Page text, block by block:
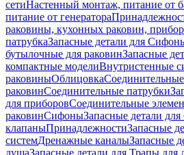
сетиНастенный монтаж, питание от
питание от генератора
раковины, кухонных раковин,
патрубкаЗапасные детали для
бутылочные для раковинЗапасные
компактные моделиВнутристенные
раковиныОблицовка
раковинСоединительные патрубки
для приборовСоединительные
раковинСифоныЗапасные детали
клапаныПринадлежностиЗапасные
системДренажные каналыЗапасные
душаЗапасные детали для Трапы для